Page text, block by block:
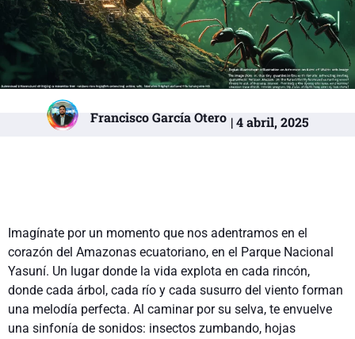
Francisco García Otero | 4 abril, 2025
Imagínate por un momento que nos adentramos en el
corazón del Amazonas ecuatoriano, en el Parque Nacional
Yasuní. Un lugar donde la vida explota en cada rincón,
donde cada árbol, cada río y cada susurro del viento forman
una melodía perfecta. Al caminar por su selva, te envuelve
una sinfonía de sonidos: insectos zumbando, hojas